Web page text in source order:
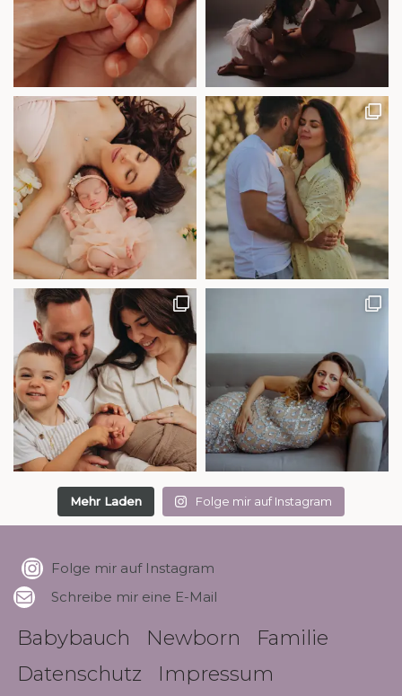
Mehr Laden Folge mir auf Instagram
Folge mir auf Instagram
Schreibe mir eine E-Mail
Babybauch Newborn
Familie
Datenschutz
Impressum